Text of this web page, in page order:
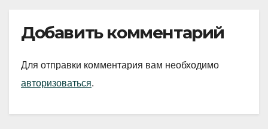
Добавить комментарий
Для отправки комментария вам необходимо
авторизоваться.